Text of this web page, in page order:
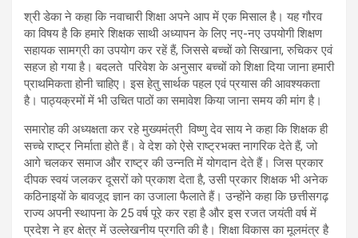
श्री डेका ने कहा कि नवाचारी शिक्षा अपने आप में एक मिसाल है। यह गौरव
का विषय है कि हमारे शिक्षक साथी अध्यापन के लिए नए-नए उपयोगी शिक्षण
सहायक सामग्री का उपयोग कर रहें हैं, जिससे बच्चों को सिखाना, रुचिकर एवं
सहज हो गया है। बदलते परिवेश के अनुसार बच्चों को शिक्षा दिया जाना हमारी
प्राथमिकता होनी चाहिए। इस हेतु सार्थक पहल एवं प्रयास की आवश्यकता
है। पाठ्यक्रमों में भी उचित पाठों का समावेश किया जाना समय की मांग है।
समारोह की अध्यक्षता कर रहे मुख्यमंत्री विष्णु देव साय ने कहा कि शिक्षक ही
सच्चे राष्ट्र निर्माता होते हैं। वे देश को ऐसे राष्ट्रभक्त नागरिक देते हैं, जो
आगे चलकर समाज और राष्ट्र की उन्नति में योगदान देते हैं। जिस प्रकार
दीपक स्वयं जलकर दूसरों को प्रकाश देता है, उसी प्रकार शिक्षक भी अनेक
कठिनाइयों के बावजूद ज्ञान का उजाला फैलाते हैं। उन्होंने कहा कि छत्तीसगढ़
राज्य अपनी स्थापना के 25 वर्ष पूरे कर रहा है और इस रजत जयंती वर्ष में
प्रदेश ने हर क्षेत्र में उल्लेखनीय प्रगति की है। शिक्षा विकास का मूलमंत्र है